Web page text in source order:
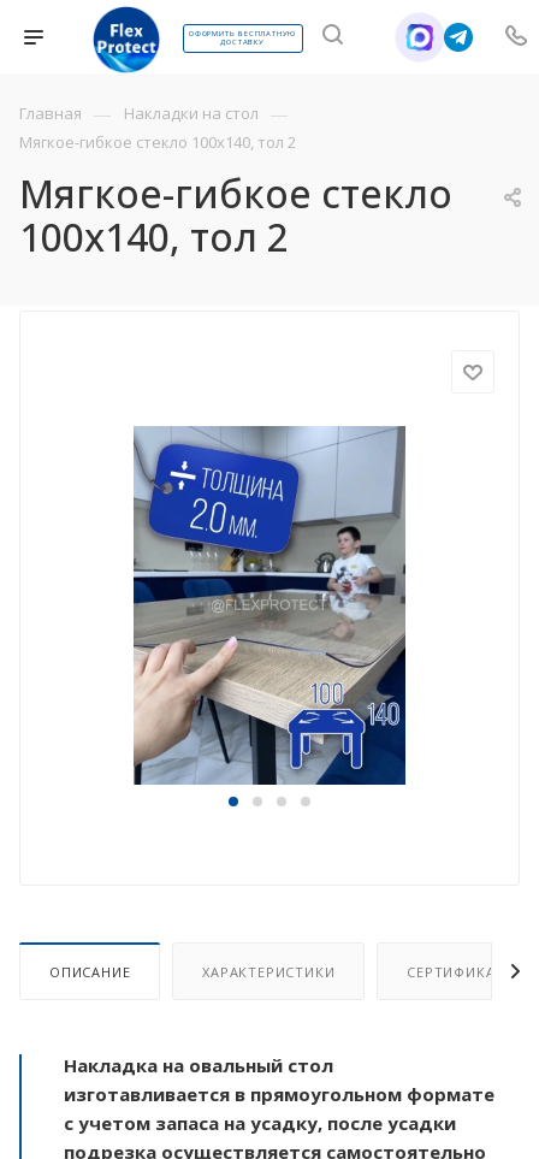
ОФОРМИТЬ БЕСПЛАТНУЮ
ДОСТАВКУ
Главная — Накладки на стол —
Мягкое-гибкое стекло 100х140, тол 2
Мягкое-гибкое стекло
100х140, тол 2
ОПИСАНИЕ ХАРАКТЕРИСТИКИ СЕРТИФИКАТ
Накладка на овальный стол
изготавливается в прямоугольном формате
с учетом запаса на усадку, после усадки
подрезка осуществляется самостоятельно